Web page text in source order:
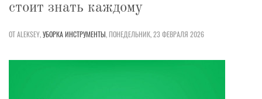
стоит знать каждому
ОТ ALEKSEY,УБОРКАИНСТРУМЕНТЫ,ПОНЕДЕЛЬНИК, 23 ФЕВРАЛЯ 2026